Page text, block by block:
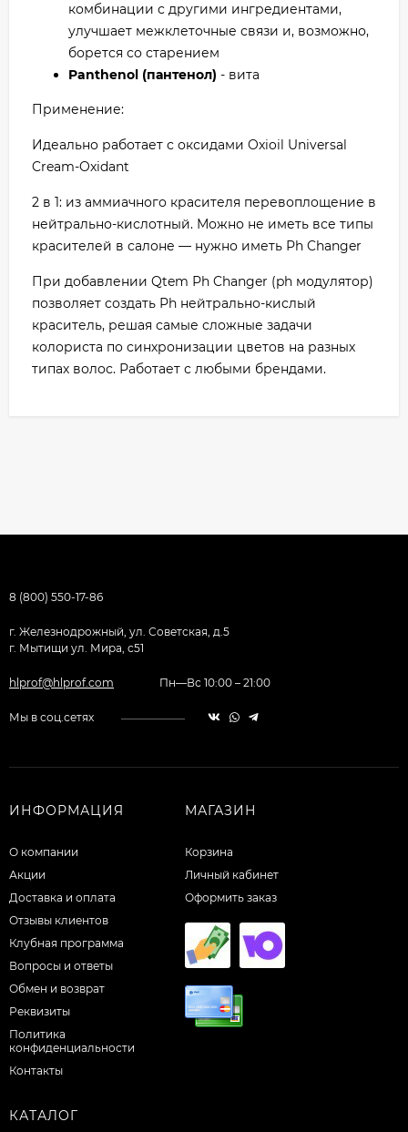
комбинации с другими ингредиентами,
улучшает межклеточные связи и, возможно,
борется со старением
Panthenol (пантенол) - вита
Применение:
Идеально работает с оксидами Oxioil Universal
Cream-Oxidant
2 в 1: из аммиачного красителя перевоплощение в
нейтрально-кислотный. Можно не иметь все типы
красителей в салоне — нужно иметь Рh Changer
При добавлении Qtem Рh Changer (ph модулятор)
позволяет создать Рh нейтрально-кислый
краситель, решая самые сложные задачи
колориста по синхронизации цветов на разных
типах волос. Работает с любыми брендами.
8 (800) 550-17-86
г. Железнодрожный, ул. Советская, д.5
г. Мытищи ул. Мира, с51
hlprof@hlprof.com Пн—Вс 10:00 – 21:00
Мы в соц.сетях
ИНФОРМАЦИЯ
О компании
Акции
Доставка и оплата
Отзывы клиентов
Клубная программа
Вопросы и ответы
Обмен и возврат
Реквизиты
Политика
конфиденциальности
Контакты
МАГАЗИН
Корзина
Личный кабинет
Оформить заказ
КАТАЛОГ